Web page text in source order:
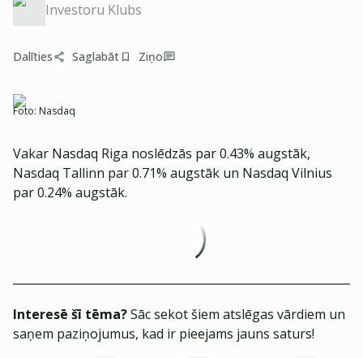
Investoru Klubs
Dalīties Saglabāt Ziņo
Foto: Nasdaq
Vakar Nasdaq Riga noslēdzās par 0.43% augstāk,
Nasdaq Tallinn par 0.71% augstāk un Nasdaq Vilnius
par 0.24% augstāk.
Interesē šī tēma?Sāc sekot šiem atslēgas vārdiem un
saņem paziņojumus, kad ir pieejams jauns saturs!